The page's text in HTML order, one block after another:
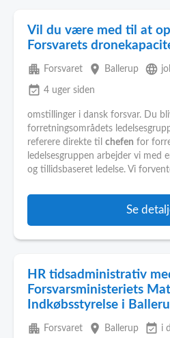
Vil du være med til at
Forsvarets
apartment Forsvaret place Ballerup language
event_available 4 uger siden
omstillinger i dansk forsvar. Du
forretningsområdets
referere direkte til chefen for
ledelsesgruppen arbejder vi med
og tillidsbaseret ledelse. Vi
Se
HR tidsadministrativ
Forsvarsministeriets
Indkøbsstyrelse i
apartment Forsvaret place Ballerup event_available i